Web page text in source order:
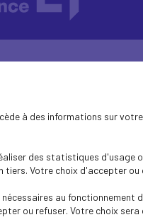
à des informations sur
des statistiques d'usage
Votre choix d'accepter
au
ou refuser. Votre choix sera